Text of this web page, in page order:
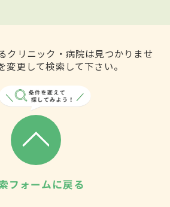
クリニック・病院は見つかりませ
変更して検索して下さい。
フォームに戻る